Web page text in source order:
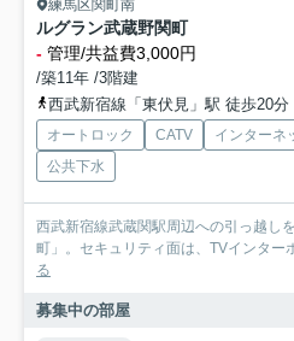
練馬区関町南
ルグラン武蔵野関町
- 管理/共益費3,000円
/築11年 /3階建
西武新宿線「東伏見」駅 徒歩20分
オートロック CATV インターネ
公共下水
西武新宿線武蔵関駅周辺への引っ越し
町」。セキュリティ面は、TVインター
る
募集中の部屋